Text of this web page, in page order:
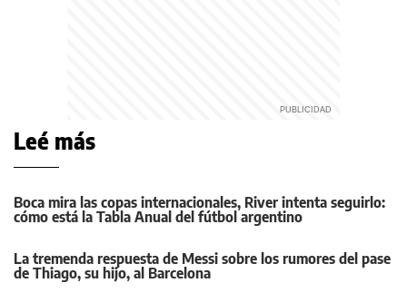
Leé más
Boca mira las copas internacionales, River intenta seguirlo:
cómo está la Tabla Anual del fútbol argentino
La tremenda respuesta de Messi sobre los rumores del pase
de Thiago, su hijo, al Barcelona